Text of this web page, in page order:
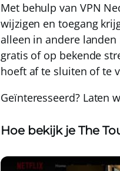
Met behulp van VPN
wijzigen entoegang
alleen in andere
gratis of op bekende
hoeft af te sluiten of te
Geïnteresseerd? Laten
Hoe bekijk je The